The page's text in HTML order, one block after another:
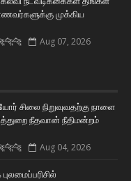
முக்கிய
Aug 07, 2026
சிலை நிறுவுவதற்கு நாளை
நீதவான் நீதிமன்றம்
Aug 04, 2026